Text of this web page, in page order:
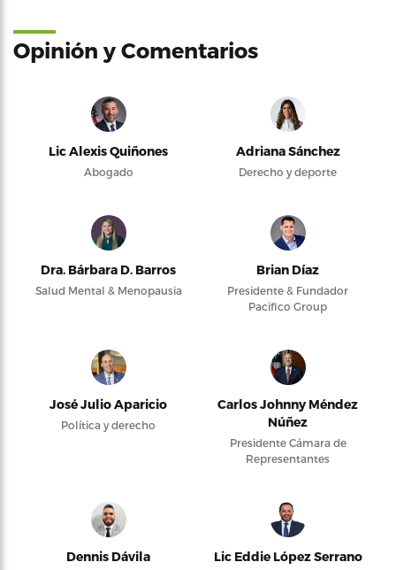
Opinión y Comentarios
Lic Alexis Quiñones
Abogado
Adriana Sánchez
Derecho y deporte
Dra. Bárbara D. Barros
Salud Mental & Menopausia
Brian Díaz
Presidente & Fundador
Pacifico Group
José Julio Aparicio
Política y derecho
Carlos Johnny Méndez
Núñez
Presidente Cámara de
Representantes
Dennis Dávila Lic Eddie López Serrano